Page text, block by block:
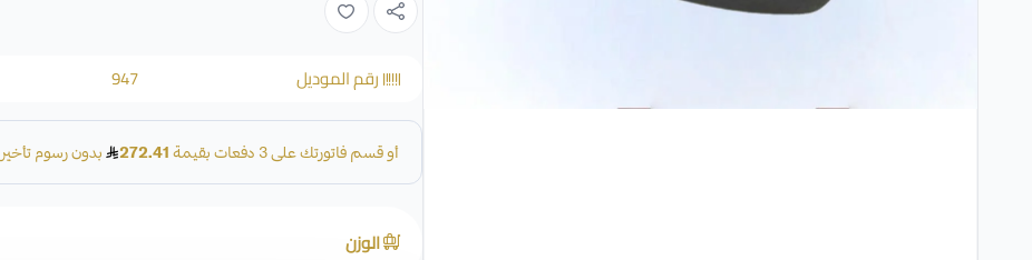
رقم الموديل 947
الوزن